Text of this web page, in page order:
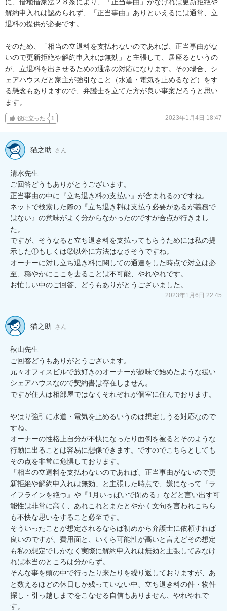
解約申入れは認められず、「正当事由」ありといえるには通常、立
退料の提供が必要です。
そのため、「相当の立退料を支払わないのであれば、正当事由がな
いので更新拒絶や解約申入れは無効」と主張して、居座るというの
が、立退料を出させるための通常の対応になります。その場合、シ
ェアハウスだと家主が強引なこと（水道・電気を止めるなど）をす
る懸念もありますので、弁護士を立てた方が良い事案だろうと思い
ます。
役に立った 1 2023年1月4日 18:47
猫之助 さん
清水先生
ご回答どうもありがとうございます。
正当事由の中に『立ち退き料の支払い』が含まれるのですね。
ネットで検索した際の『立ち退き料は支払う必要があるが義務で
はない』の意味がよく分からなかったのですが合点が行きまし
た。
ですが、そうなると立ち退き料を支払ってもらうためには私の提
示した①もしくは②以外に方法はなさそうですね。
オーナーに対し立ち退き料に関しての通達をした時点で対立は必
至、穏やかにここを去ることは不可能、やれやれです。
お忙しい中のご回答、どうもありがとうございました。
2023年1月6日 22:45
猫之助 さん
秋山先生
ご回答どうもありがとうございます。
元々オフィスビルで旅好きのオーナーが趣味で始めたような緩い
シェアハウスなので契約書は存在しません。
ですが住人は相部屋ではなくそれぞれが個室に住んでおります。
やはり強引に水道・電気を止めるいうのは想定しうる対応なので
すね。
オーナーの性格上自分が不快になったり面倒を被るとそのような
行動に出ることは容易に想像できます。ですのでこちらとしても
その点を非常に危惧しております。
「相当の立退料を支払わないのであれば、正当事由がないので更
新拒絶や解約申入れは無効」と主張した時点で、嫌になって『ラ
イフラインを絶つ』や『1月いっぱいで閉める』などと言い出す可
能性は非常に高く、あれこれとまたとやかく文句を言われこちら
も不快な思いをすること必至です。
そういったことが想定されるならば初めから弁護士に依頼すれば
良いのですが、費用面と、いくら可能性が高いと言えどその想定
も私の想定でしかなく実際に解約申入れは無効と主張してみなけ
れば本当のところは分からず。
そんな事を頭の中で行ったり来たりを繰り返しておりますが、あ
と数えるほどの休日しか残っていない中、立ち退き料の件・物件
探し・引っ越しまでをこなせる自信もありません、やれやれで
す。